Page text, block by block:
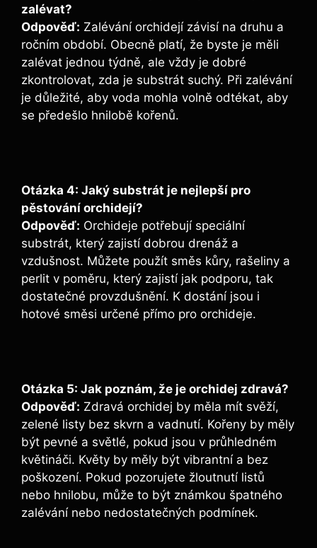
zalévat?
Odpověď: Zalévání orchidejí závisí na druhu a
ročním období. Obecně platí, že byste je měli
zalévat jednou týdně, ale vždy je dobré
zkontrolovat, zda je substrát suchý. Při zalévání
je důležité, aby voda mohla volně odtékat, aby
se předešlo hnilobě kořenů.
Otázka 4: Jaký substrát je nejlepší pro
pěstování orchidejí?
Odpověď: Orchideje potřebují speciální
substrát, který zajistí dobrou drenáž a
vzdušnost. Můžete použít směs kůry, rašeliny a
perlit v poměru, který zajistí jak podporu, tak
dostatečné provzdušnění. K dostání jsou i
hotové směsi určené přímo pro orchideje.
Otázka 5: Jak poznám, že je orchidej zdravá?
Odpověď: Zdravá orchidej by měla mít svěží,
zelené listy bez skvrn a vadnutí. Kořeny by měly
být pevné a světlé, pokud jsou v průhledném
květináči. Květy by měly být vibrantní a bez
poškození. Pokud pozorujete žloutnutí listů
nebo hnilobu, může to být známkou špatného
zalévání nebo nedostatečných podmínek.